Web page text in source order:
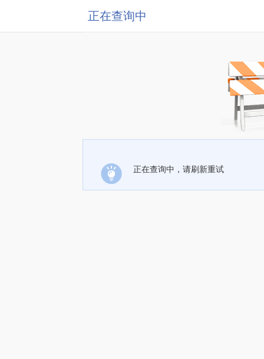
正在查询中
正在查询中，请刷新重试